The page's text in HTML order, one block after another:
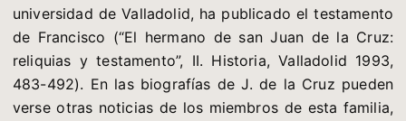
universidad de Valladolid, ha publicado el testamento
de Francisco (“El hermano de san Juan de la Cruz:
reliquias y testamento”, II. Historia, Valladolid 1993,
483-492). En las biografías de J. de la Cruz pueden
verse otras noticias de los miembros de esta familia,